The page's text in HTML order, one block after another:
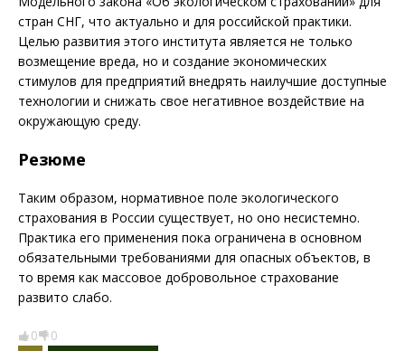
стран СНГ, что актуально и для российской практики.
Целью развития этого института является не только
возмещение вреда, но и создание экономических
стимулов для предприятий внедрять наилучшие доступные
технологии и снижать свое негативное воздействие на
окружающую среду.
Резюме
Таким образом, нормативное поле экологического
страхования в России существует, но оно несистемно.
Практика его применения пока ограничена в основном
обязательными требованиями для опасных объектов, в
то время как массовое добровольное страхование
развито слабо.
0 0